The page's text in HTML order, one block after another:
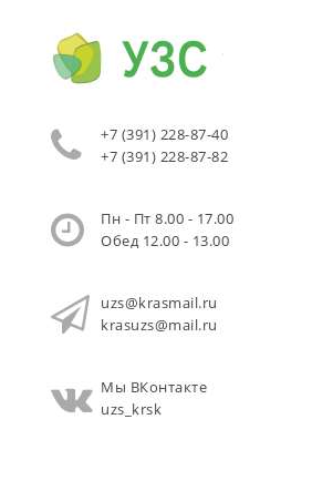
+7 (391) 228-87-40
+7 (391) 228-87-82
Пн - Пт 8.00 - 17.00
Обед 12.00 - 13.00
uzs@krasmail.ru
krasuzs@mail.ru
Мы ВКонтакте
uzs_krsk